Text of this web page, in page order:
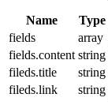
Name Type
fields
array
fields.content string
fileds.title
string
fileds.link
string